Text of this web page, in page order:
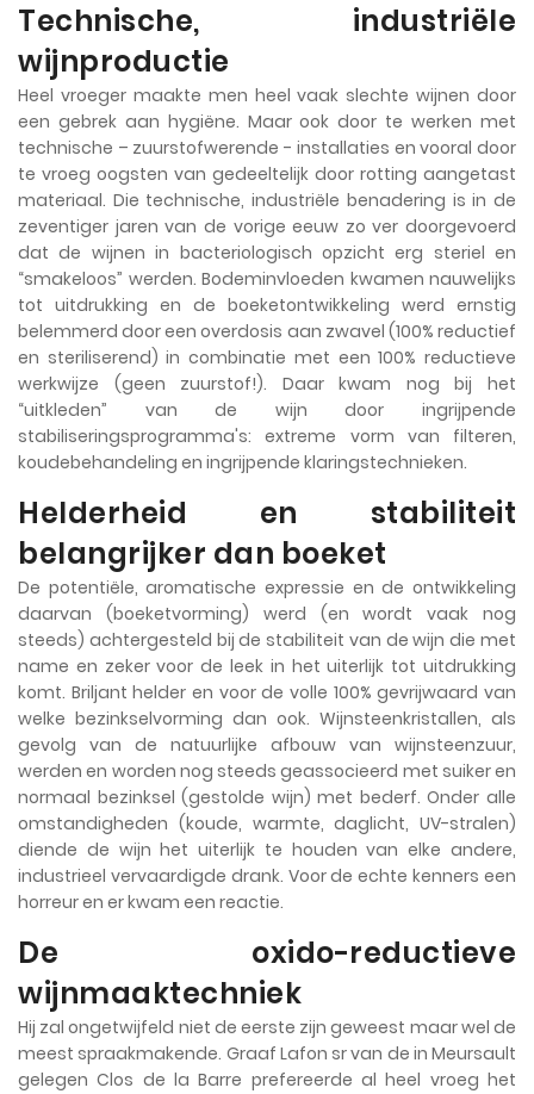
Technische, industriële
wijnproductie
Heel vroeger maakte men heel vaak slechte wijnen door
een gebrek aan hygiëne. Maar ook door te werken met
technische – zuurstofwerende - installaties en vooral door
te vroeg oogsten van gedeeltelijk door rotting aangetast
materiaal. Die technische, industriële benadering is in de
zeventiger jaren van de vorige eeuw zo ver doorgevoerd
dat de wijnen in bacteriologisch opzicht erg steriel en
“smakeloos” werden. Bodeminvloeden kwamen nauwelijks
tot uitdrukking en de boeketontwikkeling werd ernstig
belemmerd door een overdosis aan zwavel (100% reductief
en steriliserend) in combinatie met een 100% reductieve
werkwijze (geen zuurstof!). Daar kwam nog bij het
“uitkleden” van de wijn door ingrijpende
stabiliseringsprogramma's: extreme vorm van filteren,
koudebehandeling en ingrijpende klaringstechnieken.
Helderheid en stabiliteit
belangrijker dan boeket
De potentiële, aromatische expressie en de ontwikkeling
daarvan (boeketvorming) werd (en wordt vaak nog
steeds) achtergesteld bij de stabiliteit van de wijn die met
name en zeker voor de leek in het uiterlijk tot uitdrukking
komt. Briljant helder en voor de volle 100% gevrijwaard van
welke bezinkselvorming dan ook. Wijnsteenkristallen, als
gevolg van de natuurlijke afbouw van wijnsteenzuur,
werden en worden nog steeds geassocieerd met suiker en
normaal bezinksel (gestolde wijn) met bederf. Onder alle
omstandigheden (koude, warmte, daglicht, UV-stralen)
diende de wijn het uiterlijk te houden van elke andere,
industrieel vervaardigde drank. Voor de echte kenners een
horreur en er kwam een reactie.
De oxido-reductieve
wijnmaaktechniek
Hij zal ongetwijfeld niet de eerste zijn geweest maar wel de
meest spraakmakende. Graaf Lafon sr van de in Meursault
gelegen Clos de la Barre prefereerde al heel vroeg het